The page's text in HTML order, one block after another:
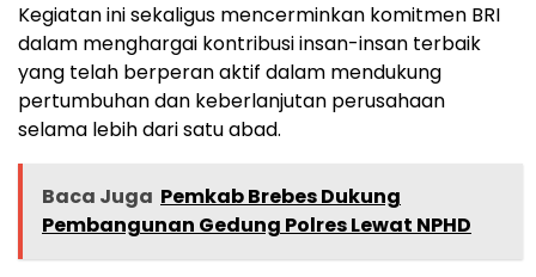
Kegiatan ini sekaligus mencerminkan komitmen BRI
dalam menghargai kontribusi insan-insan terbaik
yang telah berperan aktif dalam mendukung
pertumbuhan dan keberlanjutan perusahaan
selama lebih dari satu abad.
Baca Juga Pemkab Brebes Dukung
Pembangunan Gedung Polres Lewat NPHD